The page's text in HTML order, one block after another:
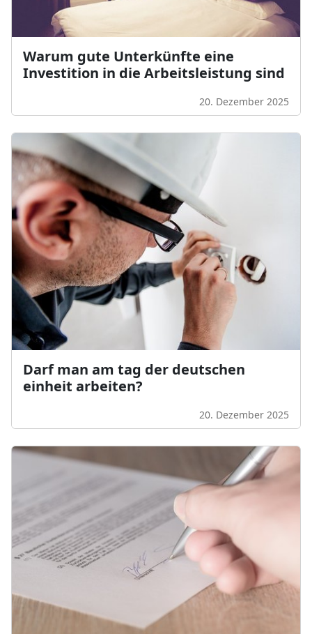
Warum gute Unterkünfte eine
Investition in die Arbeitsleistung sind
20. Dezember 2025
Darf man am tag der deutschen
einheit arbeiten?
20. Dezember 2025